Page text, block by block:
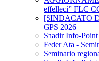
effellecì” FLC
[SINDACATO
GPS 2026
Snadir Info-
Feder Ata -
Seminario